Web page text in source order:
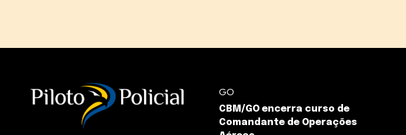
GO
CBM/GO encerra curso de
Comandante de Operações